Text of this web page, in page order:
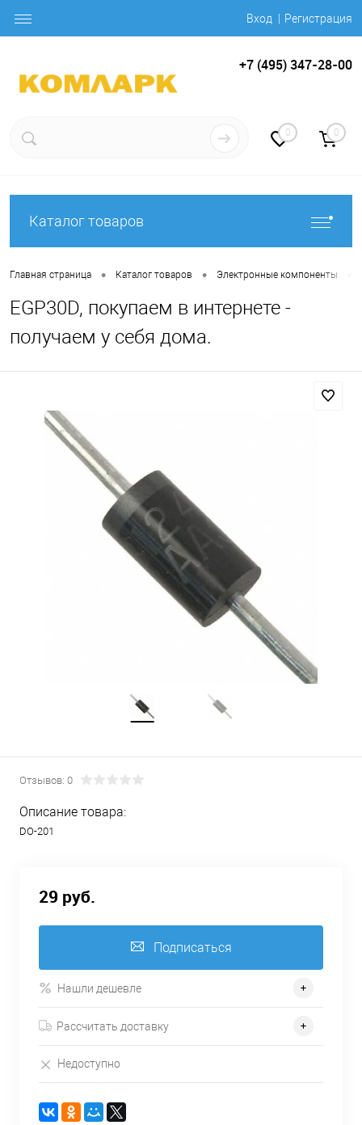
Вход Регистрация
+7 (495) 347-28-00
0 0
Каталог товаров
Главная страница • Каталог товаров • Электронные компоненты
EGP30D, покупаем в интернете -
получаем у себя дома.
Отзывов: 0
Описание товара:
DO-201
29 руб.
Подписаться
Нашли дешевле
Рассчитать доставку
Недоступно